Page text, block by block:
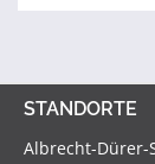
STANDORTE
Albrecht-Dürer-